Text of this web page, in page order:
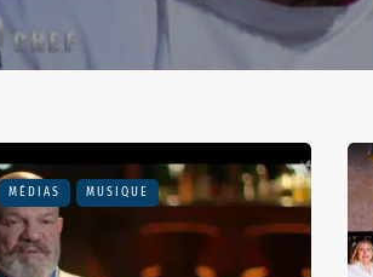
MÉDIAS MUSIQUE